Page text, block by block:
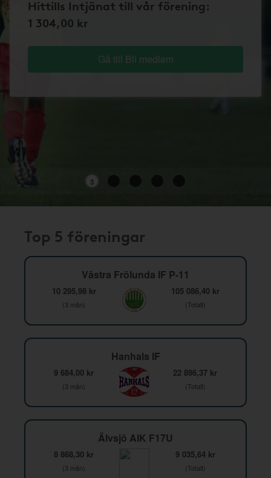
Hittills Intjänat till vår förening:
1 304,00 kr
Gå till Bli medlem
3
Top 5 föreningar
Västra Frölunda IF P-11
10 295,98 kr
(3 mån)
105 086,40 kr
(Totalt)
Hanhals IF
9 684,00 kr
(3 mån)
22 896,37 kr
(Totalt)
Älvsjö AIK F17U
8 868,30 kr
(3 mån)
9 035,64 kr
(Totalt)